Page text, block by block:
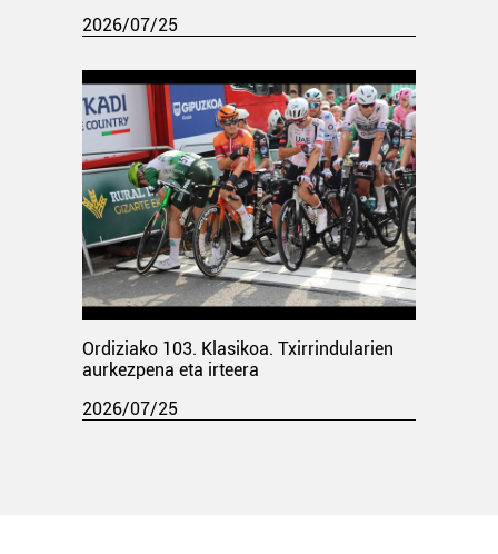
2026/07/25
Ordiziako 103. Klasikoa. Txirrindularien
aurkezpena eta irteera
2026/07/25